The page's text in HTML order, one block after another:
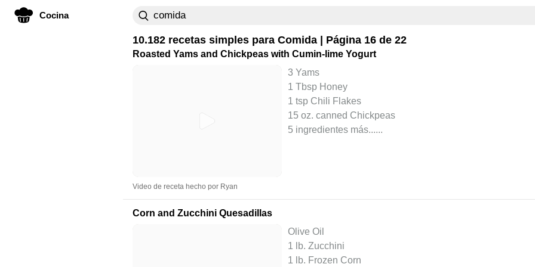
Cocina
10.182 recetas simples para Comida | Página 16 de 22
Roasted Yams and Chickpeas with Cumin-lime Yogurt
3 Yams
1 Tbsp Honey
1 tsp Chili Flakes
15 oz. canned Chickpeas
5 ingredientes más......
Video de receta hecho por Ryan
Corn and Zucchini Quesadillas
Olive Oil
1 lb. Zucchini
1 lb. Frozen Corn